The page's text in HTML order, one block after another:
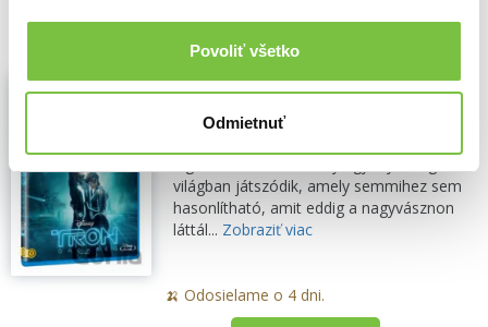
Povoliť všetko
Odmietnuť
Tron: Örökség (HU)
világban játszódik, amely semmihez sem
hasonlítható, amit eddig a nagyvásznon
láttál... Zobraziť viac
🍌 Odosielame o 4 dni.